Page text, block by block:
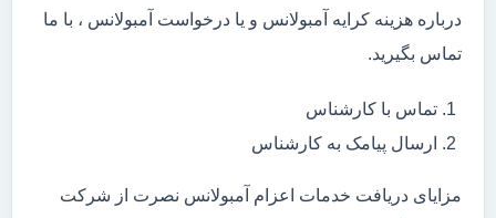
درباره هزینه کرایه آمبولانس و یا درخواست آمبولانس ، با ما
تماس بگیرید.
تماس با کارشناس
ارسال پیامک به کارشناس
مزایای دریافت خدمات اعزام آمبولانس نصرت از شرکت